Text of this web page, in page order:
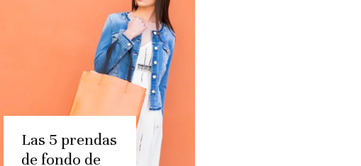
Las 5 prendas
de fondo de